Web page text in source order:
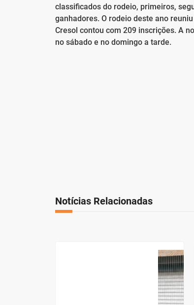
classificados do rodeio, primeiros,
ganhadores. O rodeio deste ano
Cresol contou com 209 inscrições. A
no sábado e no domingo a tarde.
Notícias Relacionadas